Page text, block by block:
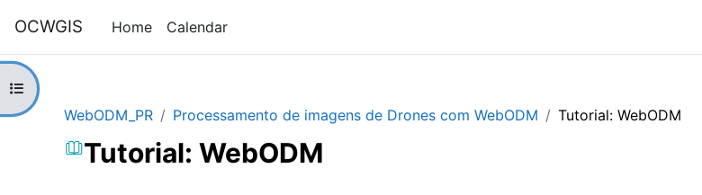
OCWGIS Home Calendar
Open course index
WebODM_PR Processamento de imagens de Drones com WebODM Tutorial: WebODM
Tutorial: WebODM